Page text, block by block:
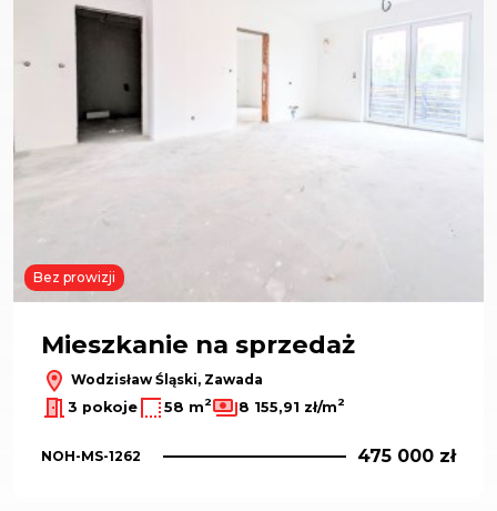
Bez prowizji
Mieszkanie na sprzedaż
Wodzisław Śląski, Zawada
3 pokoje
58 m2 8 155,91 zł/m2
NOH-MS-1262 475 000 zł